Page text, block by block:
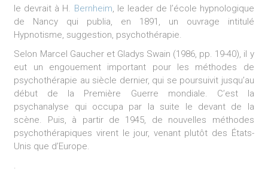
le devrait à H. Bernheim, le leader de l’école hypnologique
de Nancy qui publia, en 1891, un ouvrage intitulé
Hypnotisme, suggestion, psychothérapie.
Selon Marcel Gaucher et Gladys Swain (1986, pp. 19-40), il y
eut un engouement important pour les méthodes de
psychothérapie au siècle dernier, qui se poursuivit jusqu’au
début de la Première Guerre mondiale. C’est la
psychanalyse qui occupa par la suite le devant de la
scène. Puis, à partir de 1945, de nouvelles méthodes
psychothérapiques virent le jour, venant plutôt des États-
Unis que d’Europe.
.